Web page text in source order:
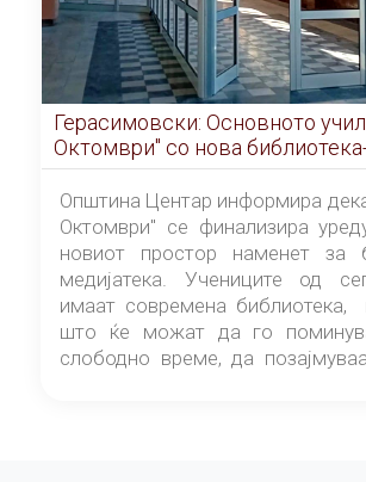
Герасимовски: Основното
Октомври" со нова библиотека-
од септември
Општина Центар информира
Октомври" се финализира
новиот простор наменет за
медијатека. Учениците од
имаат современа библиотека,
што ќе можат да го
слободно време, да